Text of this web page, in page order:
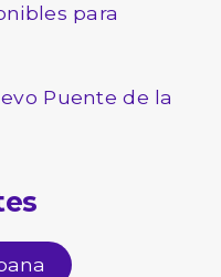
para
Puente de la